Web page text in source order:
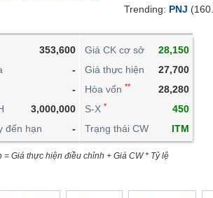
353,600
-
-
3,000,000
đến hạn
-
Giá CK cơ sở
28,150
Giá thực hiện
27,700
Hòa vốn **
28,280
S-X *
450
Trạng thái CW
ITM
Giá thực hiện điều chỉnh + Giá CW * Tỷ lệ
Trending: PNJ
PHÁI SINH
TRÁI PHIẾU
CÔNG CỤ ĐẦU
XUẤT DỮ LIỆU
TIN MỚI